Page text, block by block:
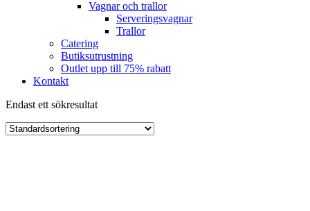
Vagnar och trallor
Serveringsvagnar
Trallor
Catering
Butiksutrustning
Outlet upp till 75% rabatt
Kontakt
Endast ett sökresultat